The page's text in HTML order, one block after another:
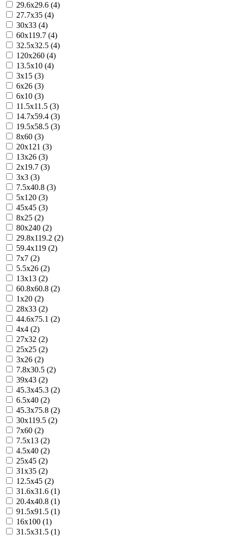
29.6x29.6 (4)
27.7x35 (4)
30x33 (4)
60x119.7 (4)
32.5x32.5 (4)
120x260 (4)
13.5x10 (4)
3x15 (3)
6x26 (3)
6x10 (3)
11.5x11.5 (3)
14.7x59.4 (3)
19.5x58.5 (3)
8x60 (3)
20x121 (3)
13x26 (3)
2x19.7 (3)
3x3 (3)
7.5x40.8 (3)
5x120 (3)
45x45 (3)
8x25 (2)
80x240 (2)
29.8x119.2 (2)
59.4x119 (2)
7x7 (2)
5.5x26 (2)
13x13 (2)
60.8x60.8 (2)
1x20 (2)
28x33 (2)
44.6x75.1 (2)
4x4 (2)
27x32 (2)
25x25 (2)
3x26 (2)
7.8x30.5 (2)
39x43 (2)
45.3x45.3 (2)
6.5x40 (2)
45.3x75.8 (2)
30x119.5 (2)
7x60 (2)
7.5x13 (2)
4.5x40 (2)
25x45 (2)
31x35 (2)
12.5x45 (2)
31.6x31.6 (1)
20.4x40.8 (1)
91.5x91.5 (1)
16x100 (1)
31.5x31.5 (1)